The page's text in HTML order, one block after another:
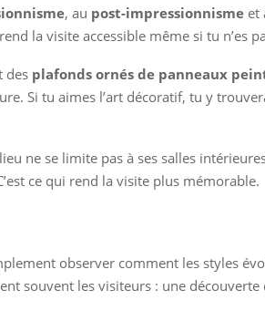
, au post-impressionnisme et
la visite accessible même si tu n’es
des plafonds ornés de panneaux
Si tu aimes l’art décoratif, tu y
ne se limite pas à ses salles
ce qui rend la visite plus mémorable.
observer comment les styles
souvent les visiteurs : une